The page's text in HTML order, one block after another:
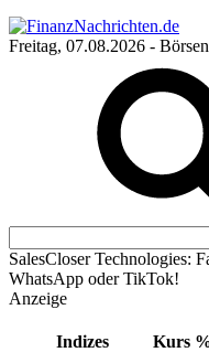
Freitag, 07.08.2026 -
SalesCloser Technologies:
WhatsApp oder TikTok!
Anzeige
Indizes Kurs